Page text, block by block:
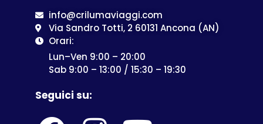
info@crilumaviaggi.com
Via Sandro Totti, 2 60131 Ancona (AN)
Orari:
Lun–Ven 9:00 – 20:00
Sab 9:00 – 13:00 / 15:30 – 19:30
Seguici su: